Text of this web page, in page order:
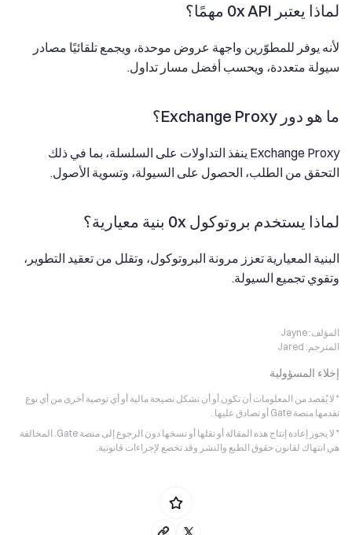
لماذا يعتبر 0x API مهمًا؟
لأنه يوفر للمطوّرين واجهة عروض موحدة، ويجمع تلقائيًا مصادر
سيولة متعددة، ويحسب أفضل مسار تداول.
ما هو دور Exchange Proxy؟
Exchange Proxy ينفذ التداولات على السلسلة، بما في ذلك
التحقق من الطلب، الحصول على السيولة، وتسوية الأصول.
لماذا يستخدم بروتوكول 0x بنية معيارية؟
البنية المعيارية تعزز مرونة البروتوكول، وتقلل من تعقيد التطوير،
وتقوي تجميع السيولة.
المؤلف: Jayne
المترجم: Jared
إخلاء المسؤولية
* لا يُقصد من المعلومات أن تكون أو أن تشكل نصيحة مالية أو أي توصية أخرى من أي نوع
تقدمها منصة Gate أو تصادق عليها .
* لا يجوز إعادة إنتاج هذه المقالة أو نقلها أو نسخها دون الرجوع إلى منصة Gate. المخالفة
هي انتهاك لقانون حقوق الطبع والنشر وقد تخضع لإجراءات قانونية.